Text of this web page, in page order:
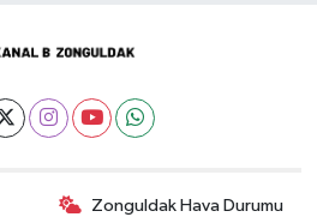
Zonguldak Hava Durumu